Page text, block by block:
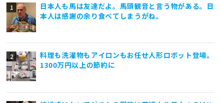
日本人も馬は友達だよ。馬頭観音と言う物がある。日
本人は感謝の余り食べてしまうがね。
料理も洗濯物もアイロンもお任せ人形ロボット登場。
1300万円以上の節約に